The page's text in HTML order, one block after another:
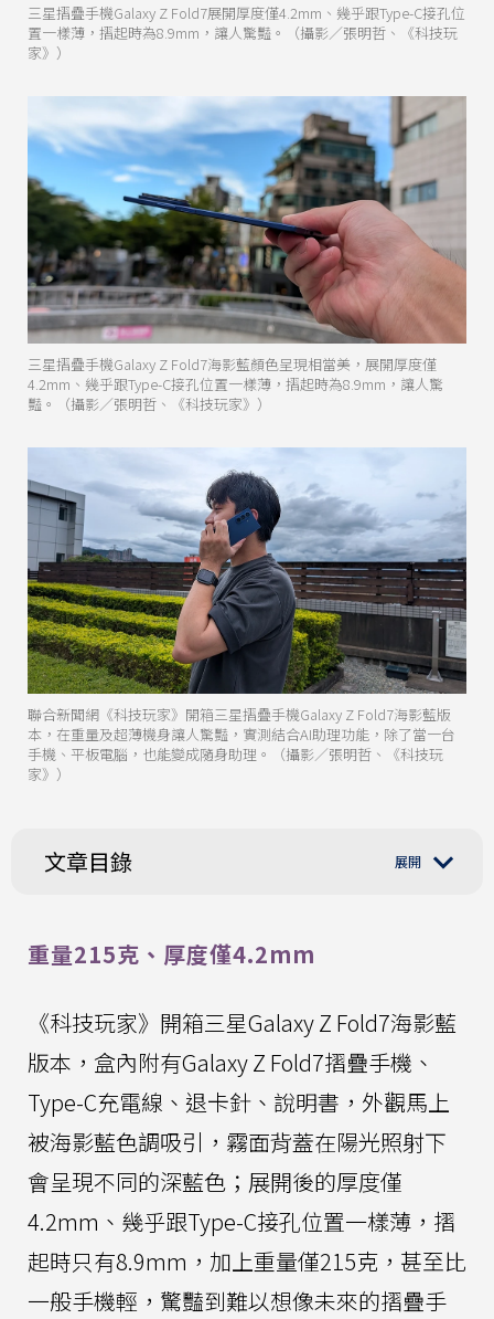
三星摺疊手機Galaxy Z Fold7展開厚度僅4.2mm、幾乎跟Type-C接孔位
置一樣薄，摺起時為8.9mm，讓人驚豔。（攝影／張明哲、《科技玩
家》）
三星摺疊手機Galaxy Z Fold7海影藍顏色呈現相當美，展開厚度僅
4.2mm、幾乎跟Type-C接孔位置一樣薄，摺起時為8.9mm，讓人驚
豔。（攝影／張明哲、《科技玩家》）
聯合新聞網《科技玩家》開箱三星摺疊手機Galaxy Z Fold7海影藍版
本，在重量及超薄機身讓人驚豔，實測結合AI助理功能，除了當一台
手機、平板電腦，也能變成隨身助理。（攝影／張明哲、《科技玩
家》）
文章目錄
重量215克、厚度僅4.2mm
《科技玩家》開箱三星Galaxy Z Fold7海影藍
版本，盒內附有Galaxy Z Fold7摺疊手機、
Type-C充電線、退卡針、說明書，外觀馬上
被海影藍色調吸引，霧面背蓋在陽光照射下
會呈現不同的深藍色；展開後的厚度僅
4.2mm、幾乎跟Type-C接孔位置一樣薄，摺
起時只有8.9mm，加上重量僅215克，甚至比
一般手機輕，驚豔到難以想像未來的摺疊手